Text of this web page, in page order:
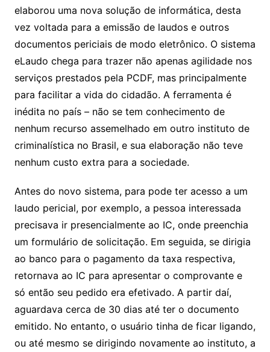
elaborou uma nova solução de informática, desta
vez voltada para a emissão de laudos e outros
documentos periciais de modo eletrônico. O sistema
eLaudo chega para trazer não apenas agilidade nos
serviços prestados pela PCDF, mas principalmente
para facilitar a vida do cidadão. A ferramenta é
inédita no país – não se tem conhecimento de
nenhum recurso assemelhado em outro instituto de
criminalística no Brasil, e sua elaboração não teve
nenhum custo extra para a sociedade.
Antes do novo sistema, para pode ter acesso a um
laudo pericial, por exemplo, a pessoa interessada
precisava ir presencialmente ao IC, onde preenchia
um formulário de solicitação. Em seguida, se dirigia
ao banco para o pagamento da taxa respectiva,
retornava ao IC para apresentar o comprovante e
só então seu pedido era efetivado. A partir daí,
aguardava cerca de 30 dias até ter o documento
emitido. No entanto, o usuário tinha de ficar ligando,
ou até mesmo se dirigindo novamente ao instituto, a